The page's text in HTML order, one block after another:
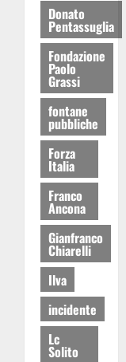
Donato
Pentassuglia
Fondazione
Paolo
Grassi
fontane
pubbliche
Forza
Italia
Franco
Ancona
Gianfranco
Chiarelli
Ilva
incidente
Lc
Solito